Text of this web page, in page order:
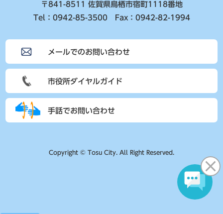
〒841-8511 佐賀県鳥栖市宿町1118番地
Tel：0942-85-3500 Fax：0942-82-1994
メールでのお問い合わせ
市役所ダイヤルガイド
手話でお問い合わせ
Copyright © Tosu City. All Right Reserved.